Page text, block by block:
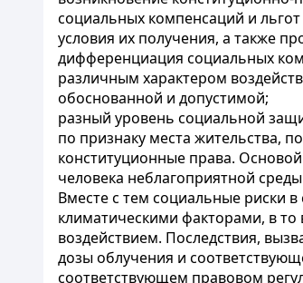
социальных компенсаций и
условия их получения, а также
дифференциация социальных
различным характером
обоснованной и допустимой;
разный уровень социальной
по признаку места жительства,
конституционные права.
человека неблагоприятной
Вместе с тем социальные риски
климатическими факторами, в
воздействием. Последствия,
дозы облучения и
соответствующем правовом